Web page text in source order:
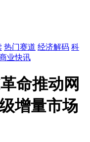
热门赛道 经济解码 科
业快讯
命推动网
增量市场